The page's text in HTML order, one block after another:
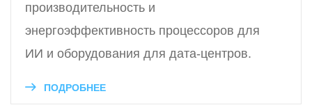
производительность и
энергоэффективность процессоров для
ИИ и оборудования для дата-центров.
ПОДРОБНЕЕ